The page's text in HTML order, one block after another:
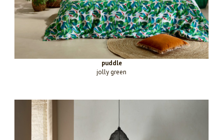
puddle
jolly green